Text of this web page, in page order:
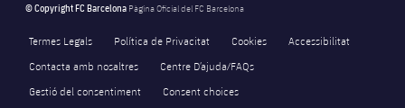
© Copyright FC Barcelona Pàgina Oficial del FC Barcelona
Termes Legals Política de Privacitat Cookies
Accessibilitat
Contacta amb nosaltres
Centre D’ajuda/FAQs
Gestió del consentiment
Consent choices